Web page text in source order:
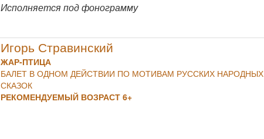
Исполняется под фонограмму
Игорь Стравинский
ЖАР-ПТИЦА
БАЛЕТ В ОДНОМ ДЕЙСТВИИ ПО МОТИВАМ РУССКИХ НАРОДНЫХ
СКАЗОК
РЕКОМЕНДУЕМЫЙ ВОЗРАСТ 6+